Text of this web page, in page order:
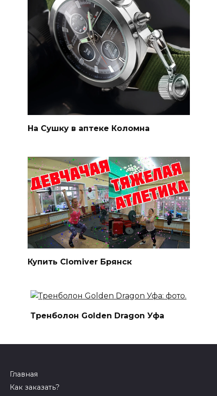
На Сушку в аптеке Коломна
Купить Clomiver Брянск
Тренболон Golden Dragon Уфа
Главная
Как заказать?